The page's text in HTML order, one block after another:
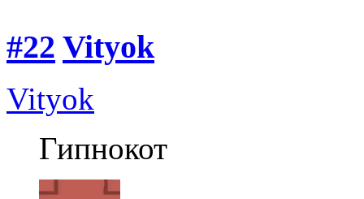
#22 Vityok
Vityok
Гипнокот